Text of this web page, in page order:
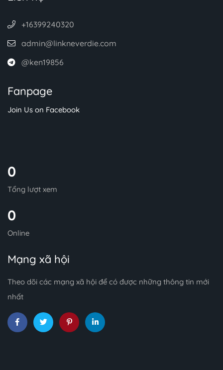
+16399240320
admin@linkneverdie.com
@ken19856
Fanpage
Join Us on Facebook
0
Tổng lượt xem
0
Online
Mạng xã hội
Theo dõi các mạng xã hội để có được những thông tin mới
nhất